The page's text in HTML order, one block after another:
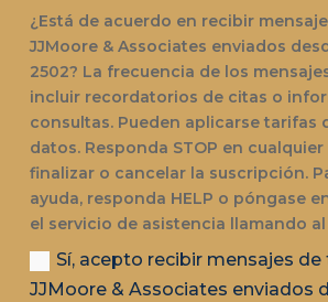
¿Está de acuerdo en recibir
JJMoore & Associates enviados
2502? La frecuencia de los
incluir recordatorios de citas o
consultas. Pueden aplicarse tarifas
datos. Responda STOP en
finalizar o cancelar la suscripción.
ayuda, responda HELP o póngase
el servicio de asistencia llamando al
Sí, acepto recibir mensajes
JJMoore & Associates enviados